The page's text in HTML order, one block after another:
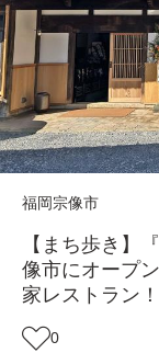
福岡宗像市
【まち歩き】
像市にオープ
家レストラン！
0